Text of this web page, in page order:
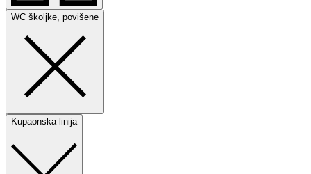
WC školjke, povišene
Kupaonska linija